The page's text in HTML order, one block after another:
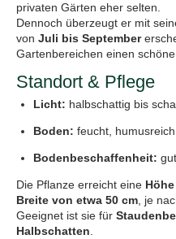
privaten Gärten eher selten.
Dennoch überzeugt er mit
von Juli bis September
Gartenbereichen einen
Standort & Pflege
Licht: halbschattig bis
Boden: feucht,
Bodenbeschaffenheit:
Die Pflanze erreicht eine
Breite von etwa 50 cm , je
Geeignet ist sie für
Halbschatten